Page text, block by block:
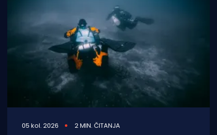
05 kol. 2026 2 MIN. ČITANJA